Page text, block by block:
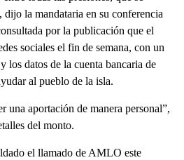
la mandataria en su conferencia
por la publicación que el
sociales el fin de semana, con un
los datos de la cuenta bancaria de
al pueblo de la isla.
una aportación de manera personal”,
del monto.
el llamado de AMLO este